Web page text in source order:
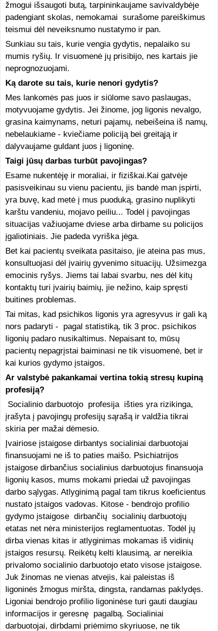
žmogui išsaugoti butą, tarpininkaujame savivaldybėje
padengiant skolas, nemokamai surašome pareiškimus
teismui dėl neveiksnumo nustatymo ir pan.
Sunkiau su tais, kurie vengia gydytis, nepalaiko su
mumis ryšių. Ir visuomenė jų prisibijo, nes kartais jie
neprognozuojami.
Ką darote su tais, kurie nenori gydytis?
Mes lankomės pas juos ir siūlome savo paslaugas,
motyvuojame gydytis. Jei žinome, jog ligonis nevalgo,
grasina kaimynams, neturi pajamų, nebeišeina iš namų,
nebelaukiame - kviečiame policiją bei greitąją ir
dalyvaujame guldant juos į ligoninę.
Taigi jūsų darbas turbūt pavojingas?
Esame nukentėję ir moraliai, ir fiziškai.Kai gatvėje
pasisveikinau su vienu pacientu, jis bandė man įspirti,
yra buvę, kad metė į mus puoduką, grasino nuplikyti
karštu vandeniu, mojavo peiliu... Todėl į pavojingas
situacijas važiuojame dviese arba dirbame su policijos
įgaliotiniais. Jie padeda vyriška jėga.
Bet kai pacientų sveikata pasitaiso, jie ateina pas mus,
konsultuojasi dėl įvairių gyvenimo situacijų. Užsimezga
emocinis ryšys. Jiems tai labai svarbu, nes dėl kitų
kontaktų turi įvairių baimių, jie nežino, kaip spręsti
buitines problemas.
Tai mitas, kad psichikos ligonis yra agresyvus ir gali ką
nors padaryti - pagal statistiką, tik 3 proc. psichikos
ligonių padaro nusikaltimus. Nepaisant to, mūsų
pacientų nepagrįstai baiminasi ne tik visuomenė, bet ir
kai kurios gydymo įstaigos.
Ar valstybė pakankamai vertina tokią stresų kupiną
profesiją?
Socialinio darbuotojo profesija išties yra rizikinga,
įrašyta į pavojingų profesijų sąrašą ir valdžia tikrai
skiria per mažai dėmesio.
Įvairiose įstaigose dirbantys socialiniai darbuotojai
finansuojami ne iš to paties maišo. Psichiatrijos
įstaigose dirbančius socialinius darbuotojus finansuoja
ligonių kasos, mums mokami priedai už pavojingas
darbo sąlygas. Atlyginimą pagal tam tikrus koeficientus
nustato įstaigos vadovas. Kitose - bendrojo profilio
gydymo įstaigose dirbančių socialinių darbuotojų
etatas net nėra ministerijos reglamentuotas. Todėl jų
dirba vienas kitas ir atlyginimas mokamas iš vidinių
įstaigos resursų. Reikėtų kelti klausimą, ar nereikia
privalomo socialinio darbuotojo etato visose įstaigose.
Juk žinomas ne vienas atvejis, kai paleistas iš
ligoninės žmogus miršta, dingsta, randamas paklydęs.
Ligoniai bendrojo profilio ligoninėse turi gauti daugiau
informacijos ir geresnę pagalbą. Socialiniai
darbuotojai, dirbdami priėmimo skyriuose, ne tik